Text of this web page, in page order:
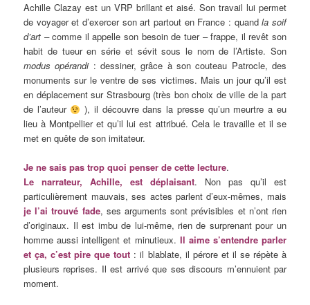
Achille Clazay est un VRP brillant et aisé. Son travail lui permet
de voyager et d’exercer son art partout en France : quandla soif
d’art –comme il appelle son besoin de tuer – frappe, il revêt son
habit de tueur en série et sévit sous le nom de l’Artiste. Son
modus opérandi: dessiner, grâce à son couteau Patrocle, des
monuments sur le ventre de ses victimes. Mais un jour qu’il est
en déplacement sur Strasbourg (très bon choix de ville de la part
de l’auteur
), il découvre dans la presse qu’un meurtre a eu
lieu à Montpellier et qu’il lui est attribué. Cela le travaille et il se
met en quête de son imitateur.
Je ne sais pas trop quoi penser de cette lecture.
Le narrateur, Achille, est déplaisant. Non pas qu’il est
particulièrement mauvais, ses actes parlent d’eux-mêmes, mais
je l’ai trouvé fade, ses arguments sont prévisibles et n’ont rien
d’originaux. Il est imbu de lui-même, rien de surprenant pour un
homme aussi intelligent et minutieux. Il aime s’entendre parler
et ça, c’est pire que tout : il blablate, il pérore et il se répète à
plusieurs reprises. Il est arrivé que ses discours m’ennuient par
moment.